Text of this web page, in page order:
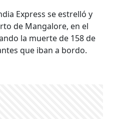
Express se estrelló y
de Mangalore, en el
la muerte de 158 de
que iban a bordo.